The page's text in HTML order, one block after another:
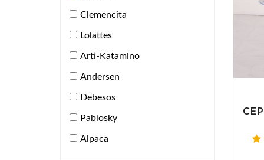
Clemencita
Lolattes
Arti-Katamino
Andersen
Debesos
Pablosky
Alpaca